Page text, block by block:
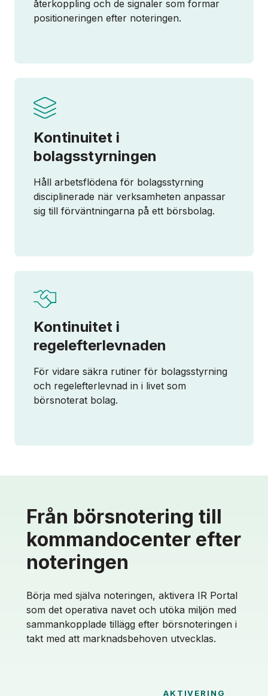
återkoppling och de signaler som formar
positioneringen efter noteringen.
Kontinuitet i
bolagsstyrningen
Håll arbetsflödena för bolagsstyrning
disciplinerade när verksamheten anpassar
sig till förväntningarna på ett börsbolag.
Kontinuitet i
regelefterlevnaden
För vidare säkra rutiner för bolagsstyrning
och regelefterlevnad in i livet som
börsnoterat bolag.
Från börsnotering till
kommandocenter efter
noteringen
Börja med själva noteringen, aktivera IR Portal
som det operativa navet och utöka miljön med
sammankopplade tillägg efter börsnoteringen i
takt med att marknadsbehoven utvecklas.
AKTIVERING